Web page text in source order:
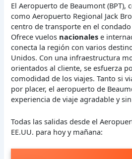
El Aeropuerto de Beaumont (BPT),
como Aeropuerto Regional Jack
centro de transporte en el condado
Ofrece vuelos nacionales e
conecta la región con varios
Unidos. Con una infraestructura
orientados al cliente, se esfuerza
comodidad de los viajes. Tanto si
por placer, el aeropuerto de
experiencia de viaje agradable y
Todas las salidas desde el
EE.UU. para hoy y mañana: